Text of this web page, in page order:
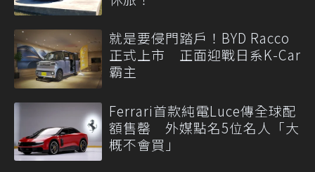
就是要侵門踏戶！BYD Racco
正式上市 正面迎戰日系K-Car
霸主
Ferrari首款純電Luce傳全球配
額售罄 外媒點名5位名人「大
概不會買」